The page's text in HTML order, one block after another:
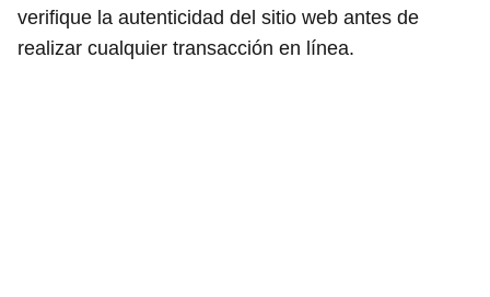
verifique la autenticidad del sitio web antes de
realizar cualquier transacción en línea.